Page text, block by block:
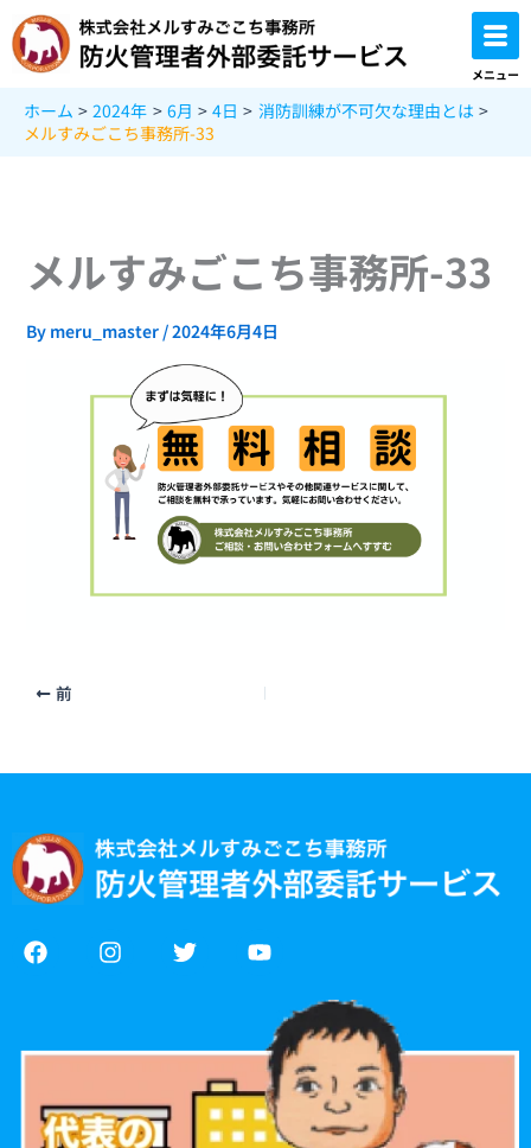
容
を
メニュー
ホーム 2024年 6月 4日
消防訓練が不可欠な理由とは
メルすみごこち事務所-33
メルすみごこち事務所-33
By meru_master /2024年6月4日
前
F
a
o
k
I
n
g
a
m
T
w
e
Y
o
u
b
e